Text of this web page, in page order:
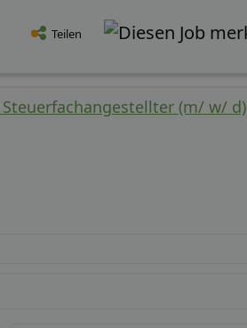
Teilen
(m/ w/ d)